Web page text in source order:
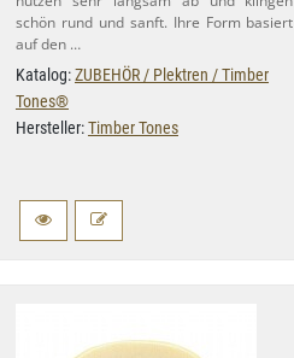
schön rund und sanft. Ihre Form basiert
auf den …
Katalog:ZUBEHÖR / Plektren / Timber
Tones®
Hersteller:Timber Tones